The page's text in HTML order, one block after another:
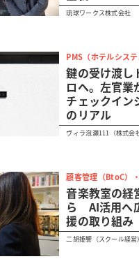
琉球ワークス株式会社
PMS（ホテルシステ
鍵の受け渡し
ロへ。左官業
チェックイン
のリアル
ヴィラ泡瀬111（株式会
音楽教室の経
ら AI活用へ
援の取り組み
二胡姫響（スクール経